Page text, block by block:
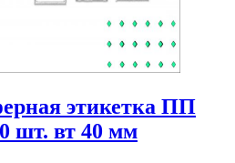
этикетка ПП
шт. вт 40 мм